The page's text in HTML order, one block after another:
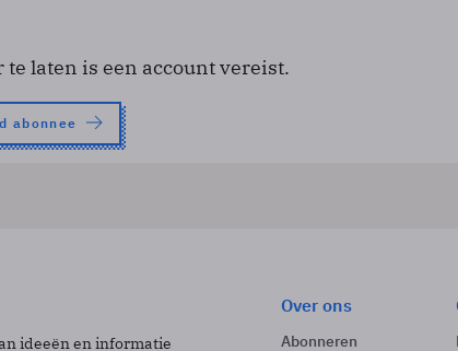
te laten is een account vereist.
abonnee
ideeën en informatie
Over ons
Abonneren